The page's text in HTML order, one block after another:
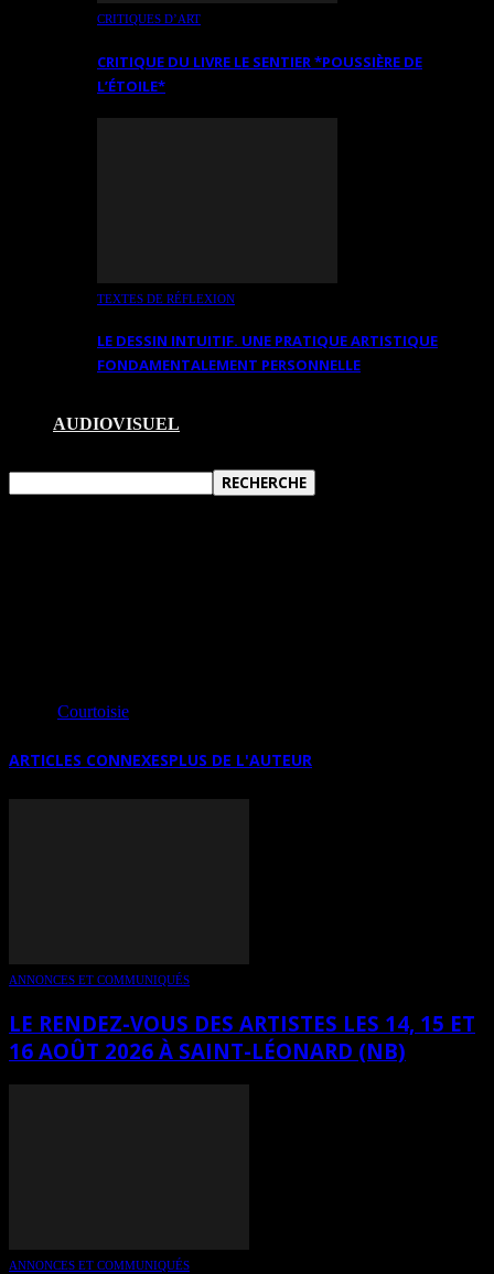
CRITIQUES D’ART
CRITIQUE DU LIVRE LE SENTIER *POUSSIÈRE DE
L’ÉTOILE*
TEXTES DE RÉFLEXION
LE DESSIN INTUITIF. UNE PRATIQUE ARTISTIQUE
FONDAMENTALEMENT PERSONNELLE
AUDIOVISUEL
Courtoisie
ARTICLES CONNEXESPLUS DE L'AUTEUR
ANNONCES ET COMMUNIQUÉS
LE RENDEZ-VOUS DES ARTISTES LES 14, 15 ET
16 AOÛT 2026 À SAINT-LÉONARD (NB)
ANNONCES ET COMMUNIQUÉS